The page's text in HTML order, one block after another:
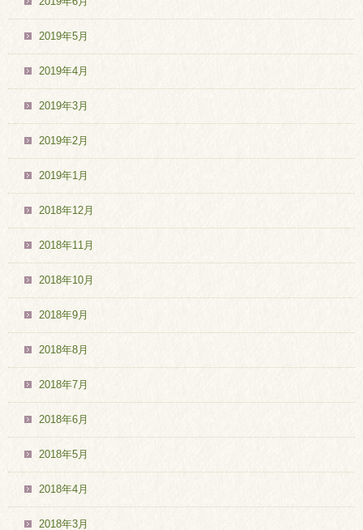
2019年5月
2019年4月
2019年3月
2019年2月
2019年1月
2018年12月
2018年11月
2018年10月
2018年9月
2018年8月
2018年7月
2018年6月
2018年5月
2018年4月
2018年3月